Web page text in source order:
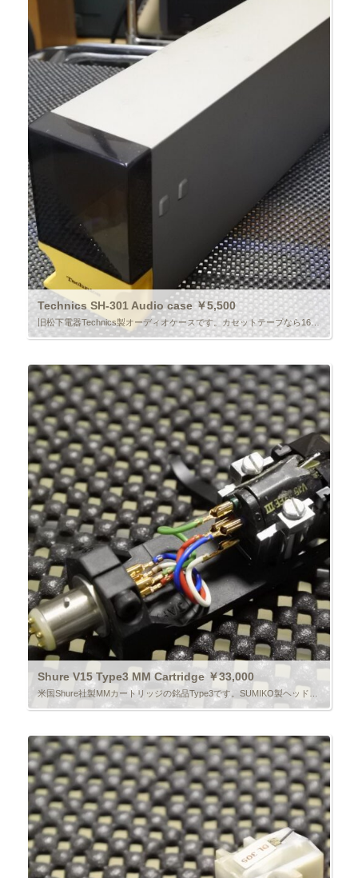
Technics SH-301 Audio case ￥5,500
旧松下電器Technics製オーディオケースです。カセットテープなら16本、カートリッジなら7個が収容できます。便利グッズです。
Shure V15 Type3 MM Cartridge ￥33,000